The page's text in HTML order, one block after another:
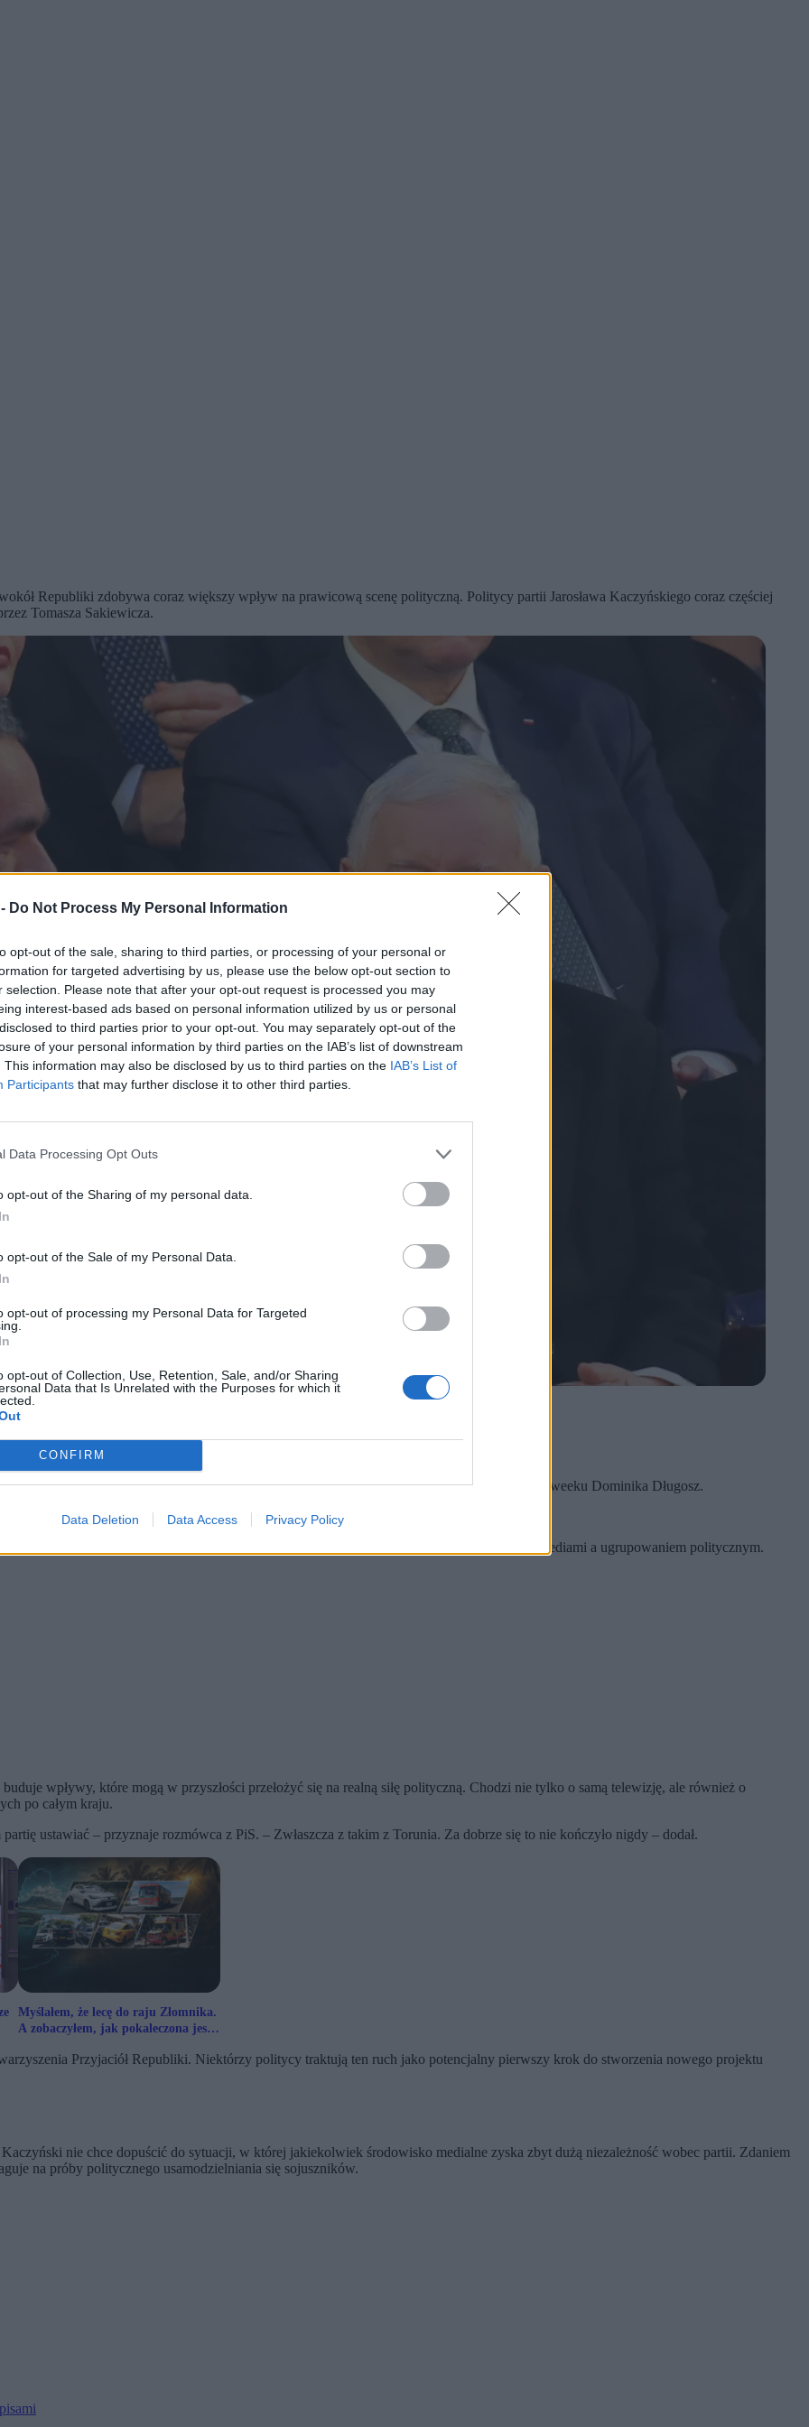
Do Not Process My Personal Information
opt-out of the sale, sharing to third parties, or processing of your personal or
for targeted advertising by us, please use the below opt-out section to
selection. Please note that after your opt-out request is processed you may
interest-based ads based on personal information utilized by us or personal
to third parties prior to your opt-out. You may separately opt-out of the
of your personal information by third parties on the IAB’s list of downstream
This information may also be disclosed by us to third parties on the IAB’s List of
Participants that may further disclose it to other third parties.
Data Processing Opt Outs
opt-out of the Sharing of my personal data.
opt-out of the Sale of my Personal Data.
opt-out of processing my Personal Data for Targeted
opt-out of Collection, Use, Retention, Sale, and/or Sharing
Data that Is Unrelated with the Purposes for which it
CONFIRM
Data Deletion Data Access Privacy Policy
Republiki zdobywa coraz większy wpływ na prawicową scenę polityczną. Politycy partii Jarosława Kaczyńskiego coraz częściej
Tomasza Sakiewicza.
/ PAP)
TV Republiki może w przyszłości stworzyć własny projekt polityczny.
medialne i organizacyjne.
wyborczych dla ludzi związanych z Republiką.
sprawom dotyczącym własnego środowiska i swoich dziennikarzy – pisze w Newsweeku Dominika Długosz.
głosy, że znaczenie stacji oraz jej szefa zaczyna wykraczać poza zwykłe relacje między mediami a ugrupowaniem politycznym.
wpływy, które mogą w przyszłości przełożyć się na realną siłę polityczną. Chodzi nie tylko o samą telewizję, ale również o
po całym kraju.
ustawiać – przyznaje rozmówca z PiS. – Zwłaszcza z takim z Torunia. Za dobrze się to nie kończyło nigdy – dodał.
Myślałem, że lecę do raju Złomnika.
A zobaczyłem, jak pokaleczona jest
Przyjaciół Republiki. Niektórzy politycy traktują ten ruch jako potencjalny pierwszy krok do stworzenia nowego projektu
nie chce dopuścić do sytuacji, w której jakiekolwiek środowisko medialne zyska zbyt dużą niezależność wobec partii. Zdaniem
na próby politycznego usamodzielniania się sojuszników.